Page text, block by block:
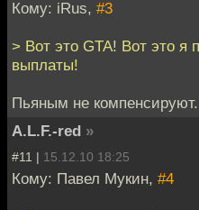
Кому: iRus, #3
> Вот это GTA! Вот это я
выплаты!
Пьяным не компенсируют.
A.L.F.-red »
#11 | 15.12.10 18:25
Кому: Павел Мукин, #4